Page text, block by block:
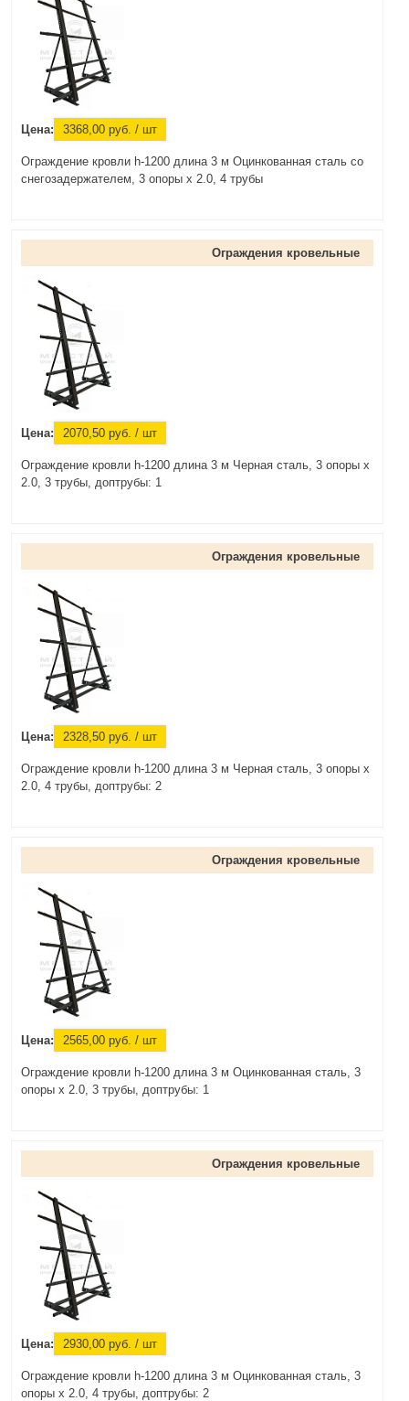
Цена: 3368,00 руб. / шт
Ограждение кровли h-1200 длина 3 м Оцинкованная сталь со
снегозадержателем, 3 опоры х 2.0, 4 трубы
Ограждения кровельные
Цена: 2070,50 руб. / шт
Ограждение кровли h-1200 длина 3 м Черная сталь, 3 опоры х
2.0, 3 трубы, доптрубы: 1
Ограждения кровельные
Цена: 2328,50 руб. / шт
Ограждение кровли h-1200 длина 3 м Черная сталь, 3 опоры х
2.0, 4 трубы, доптрубы: 2
Ограждения кровельные
Цена: 2565,00 руб. / шт
Ограждение кровли h-1200 длина 3 м Оцинкованная сталь, 3
опоры х 2.0, 3 трубы, доптрубы: 1
Ограждения кровельные
Цена: 2930,00 руб. / шт
Ограждение кровли h-1200 длина 3 м Оцинкованная сталь, 3
опоры х 2.0, 4 трубы, доптрубы: 2